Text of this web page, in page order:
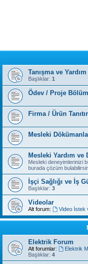
Tanışma ve Yardım
Başlıklar: 1
Ödev / Proje
Firma / Ürün
Mesleki
Mesleki Yardım ve
Mesleki deneyimlerinizi
burada çözüm
İşçi Sağlığı ve İş
Başlıklar: 3
Videolar
Alt forum: Video İstek
Elektrik Forum
Alt forumlar: Elektrik
Başlıklar: 4